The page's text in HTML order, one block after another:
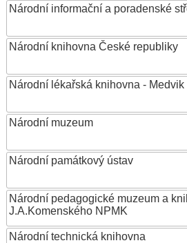
Národní informační a poradenské
Národní knihovna České republiky
Národní lékařská knihovna - Medvik
Národní muzeum
Národní památkový ústav
Národní pedagogické muzeum a
J.A.Komenského NPMK
Národní technická knihovna